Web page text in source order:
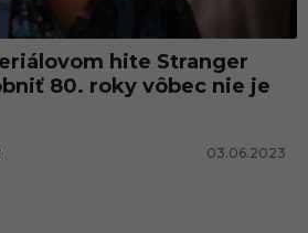
hite Stranger
80. roky vôbec nie je
03.06.2023